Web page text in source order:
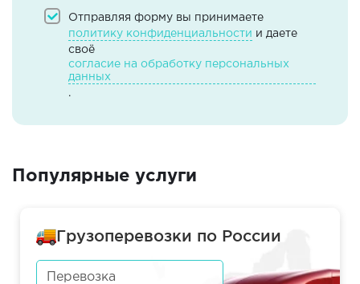
Отправляя форму вы принимаете
политику конфиденциальности и даете
своё
согласие на обработку персональных
данных
.
Популярные услуги
Грузоперевозки по России
Перевозка